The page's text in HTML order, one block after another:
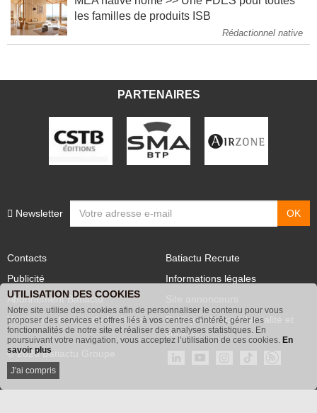
MEA native home >> Une FDES pour toutes
Rédactionnel native
Publicité
Abonnement Batiactu
Voir les contenus+ de Batiactu
Site annonceurs
Politique de confidentialité et
cookies
© 2026 Batiactu Groupe
UTILISATION DES COOKIES
Notre site utilise des cookies afin de personnaliser le contenu pour vous
proposer des services et offres liés à vos centres d'intérêt, gérer les
fonctionnalités de notre site et réaliser des analyses statistiques. En
poursuivant votre navigation, vous acceptez l’utilisation de ces cookies. En
savoir plus
J'ai compris